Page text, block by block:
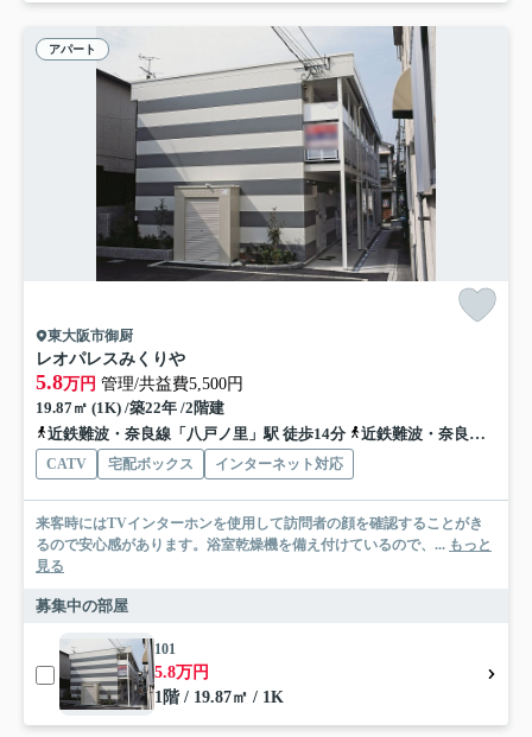
アパート
東大阪市御厨
レオパレスみくりや
5.8万円 管理/共益費5,500円
19.87㎡ (1K) /築22年 /2階建
近鉄難波・奈良線「八戸ノ里」駅 徒歩14分
近鉄難波・奈良線「河内小阪」駅 徒歩15分
CATV 宅配ボックス インターネット対応
来客時にはTVインターホンを使用して訪問者の顔を確認することがき
るので安心感があります。浴室乾燥機を備え付けているので、... もっと
見る
募集中の部屋
101
5.8万円
1階 / 19.87㎡ / 1K